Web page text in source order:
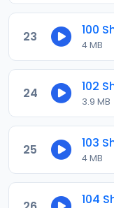
23
4 MB
24
3.9 MB
25
4 MB